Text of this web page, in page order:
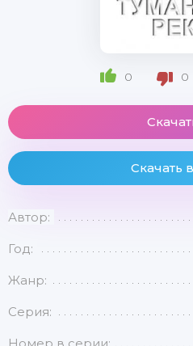
0 0
Скачать
Автор:
Год:
Жанр:
Серия: